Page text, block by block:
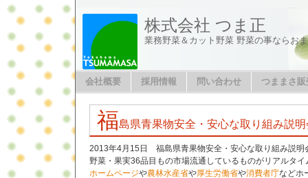
株式会社 つま正
業務野菜＆カット野菜 野菜の事ならお
会社概要 採用情報 問い合わせ つままさ
福島県青果物安全・安心な取り組み説明
2013年4月15日 福島県青果物安全・安心な取り組み説明
野菜・果実36品目もの市場流通しているものがリアルタ
ホームページや農林水産省や厚生労働省や消費者庁などホ